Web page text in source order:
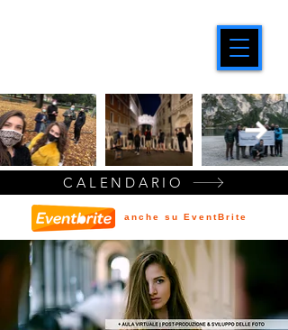
CALENDARIO
anche su EventBrite